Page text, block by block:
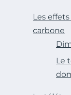
Les
carbone
Le